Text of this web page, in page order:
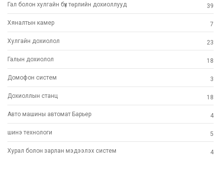
Гал болон хулгайн бүх төрлийн дохиоллууд 39
Хяналтын камер 7
Хулгайн дохиолол 23
Галын дохиолол 18
Домофон систем 3
Дохиоллын станц 18
Авто машины автомат Барьер 4
шинэ технoлоги 5
Хурал болон зарлан мэдээлэх систем 4